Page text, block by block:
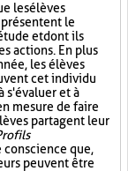
les élèves
le
et dont ils
actions. En plus
les élèves
cet individu
s'évaluer et à
mesure de faire
partagent leur
que,
peuvent être